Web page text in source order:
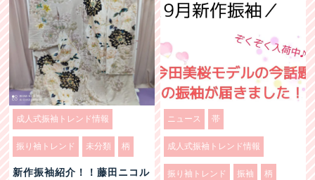
成人式振袖トレンド情報
振り袖トレンド 未分類 柄
新作振袖紹介！！藤田ニコル
ニュース 帯
成人式振袖トレンド情報
振り袖トレンド 振袖 柄